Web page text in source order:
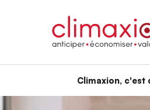
Climaxion, c'est